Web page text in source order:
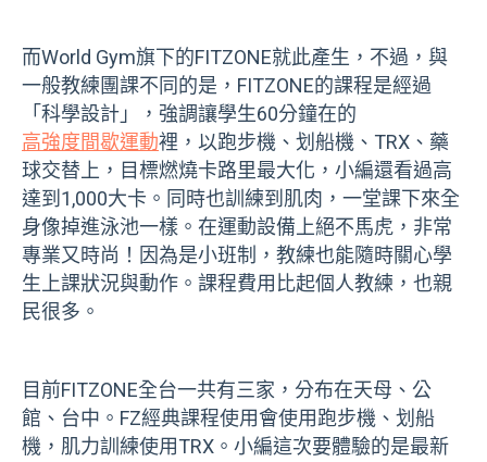
而World Gym旗下的FITZONE就此產生，不過，與
一般教練團課不同的是，FITZONE的課程是經過
「科學設計」，強調讓學生60分鐘在的
高強度間歇運動裡，以跑步機、划船機、TRX、藥
球交替上，目標燃燒卡路里最大化，小編還看過高
達到1,000大卡。同時也訓練到肌肉，一堂課下來全
身像掉進泳池一樣。在運動設備上絕不馬虎，非常
專業又時尚！因為是小班制，教練也能隨時關心學
生上課狀況與動作。課程費用比起個人教練，也親
民很多。
目前FITZONE全台一共有三家，分布在天母、公
館、台中。FZ經典課程使用會使用跑步機、划船
機，肌力訓練使用TRX。小編這次要體驗的是最新